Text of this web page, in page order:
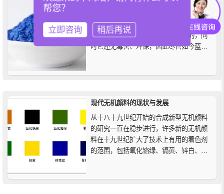
群青蓝颜料是一种色光纯净的天蓝色无机
颜料，它也是最古老和最鲜艳的蓝色颜
料，其鲜艳度是其他蓝色无法比拟的，同
时它还无毒害、环保，因此尽管如今蓝色
现代无机颜料的现状与发展
从十八十九世纪开始的合成新型无机颜料
的研究一直在稳步进行，许多新的无机颜
料在十九世纪扩大了技术上有用的着色剂
的范围，包括氧化铬绿、镉黄、锌白、群
帮您？
立即咨询 稍后再说